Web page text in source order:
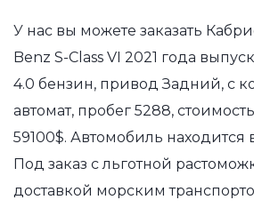
У нас вы можете заказать
Benz S-Class VI 2021 года
4.0 бензин, привод Задний, с
автомат, пробег 5288,
59100$. Автомобиль
Под заказ с льготной
доставкой морским